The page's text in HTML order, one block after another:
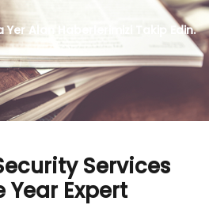
Yer Alan Haberlerimizi Takip Edin.
Services
Expert